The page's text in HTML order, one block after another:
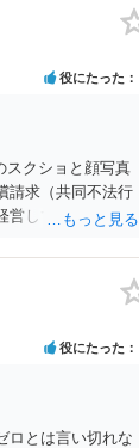
役にたった
スクショと顔写真
請求（共同不法行
営しているようで
。ご参考にしてく
役にたった
ロとは言い切れな